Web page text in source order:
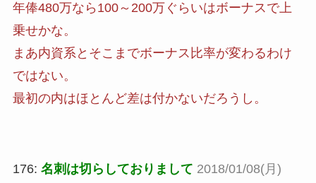
年俸480万なら100～200万ぐらいはボーナスで上
乗せかな。
まあ内資系とそこまでボーナス比率が変わるわけ
ではない。
最初の内はほとんど差は付かないだろうし。
176: 名刺は切らしておりまして 2018/01/08(月)